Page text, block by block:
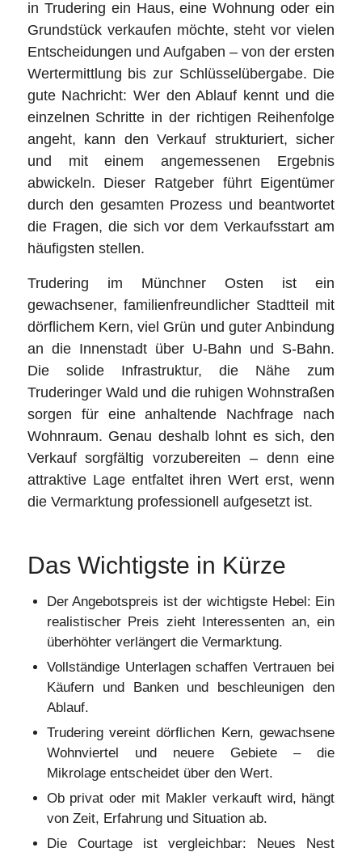
in Trudering ein Haus, eine Wohnung oder ein
Grundstück verkaufen möchte, steht vor vielen
Entscheidungen und Aufgaben – von der ersten
Wertermittlung bis zur Schlüsselübergabe. Die
gute Nachricht: Wer den Ablauf kennt und die
einzelnen Schritte in der richtigen Reihenfolge
angeht, kann den Verkauf strukturiert, sicher
und mit einem angemessenen Ergebnis
abwickeln. Dieser Ratgeber führt Eigentümer
durch den gesamten Prozess und beantwortet
die Fragen, die sich vor dem Verkaufsstart am
häufigsten stellen.
Trudering im Münchner Osten ist ein
gewachsener, familienfreundlicher Stadtteil mit
dörflichem Kern, viel Grün und guter Anbindung
an die Innenstadt über U-Bahn und S-Bahn.
Die solide Infrastruktur, die Nähe zum
Truderinger Wald und die ruhigen Wohnstraßen
sorgen für eine anhaltende Nachfrage nach
Wohnraum. Genau deshalb lohnt es sich, den
Verkauf sorgfältig vorzubereiten – denn eine
attraktive Lage entfaltet ihren Wert erst, wenn
die Vermarktung professionell aufgesetzt ist.
Das Wichtigste in Kürze
Der Angebotspreis ist der wichtigste Hebel: Ein
realistischer Preis zieht Interessenten an, ein
überhöhter verlängert die Vermarktung.
Vollständige Unterlagen schaffen Vertrauen bei
Käufern und Banken und beschleunigen den
Ablauf.
Trudering vereint dörflichen Kern, gewachsene
Wohnviertel und neuere Gebiete – die
Mikrolage entscheidet über den Wert.
Ob privat oder mit Makler verkauft wird, hängt
von Zeit, Erfahrung und Situation ab.
Die Courtage ist vergleichbar: Neues Nest